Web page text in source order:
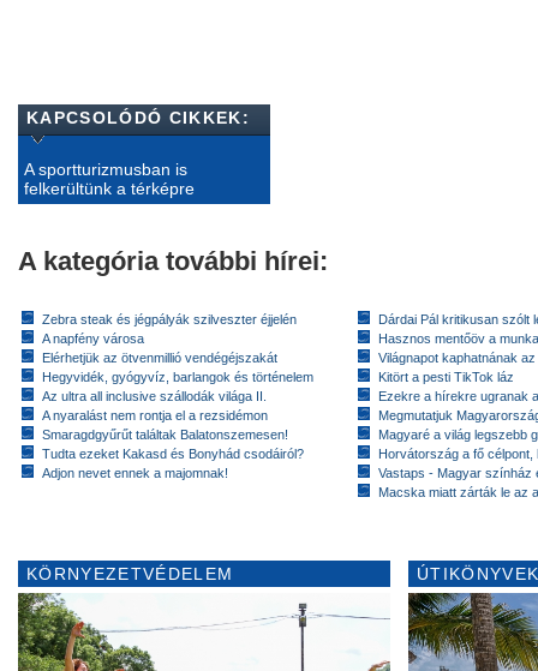
KAPCSOLÓDÓ CIKKEK:
A sportturizmusban is
felkerültünk a térképre
A kategória további hírei:
Zebra steak és jégpályák szilveszter éjjelén
A napfény városa
Elérhetjük az ötvenmillió vendégéjszakát
Hegyvidék, gyógyvíz, barlangok és történelem
Az ultra all inclusive szállodák világa II.
A nyaralást nem rontja el a rezsidémon
Smaragdgyűrűt találtak Balatonszemesen!
Tudta ezeket Kakasd és Bonyhád csodáiról?
Adjon nevet ennek a majomnak!
Dárdai Pál kritikusan szólt
Hasznos mentőöv a
Világnapot kaphatnának
Kitört a pesti TikTok láz
Ezekre a hírekre ugranak
Megmutatjuk
Magyaré a világ legszebb
Horvátország a fő célpont,
Vastaps - Magyar színház
Macska miatt zárták le az
KÖRNYEZETVÉDELEM